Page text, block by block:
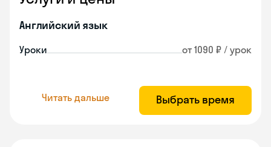
Английский язык
Уроки от 1090 ₽ / урок
Читать дальше Выбрать время